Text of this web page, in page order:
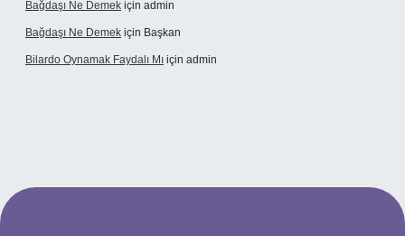
Bağdaşı Ne Demek için admin
Bağdaşı Ne Demek için Başkan
Bilardo Oynamak Faydalı Mı için admin
bahis sitesi